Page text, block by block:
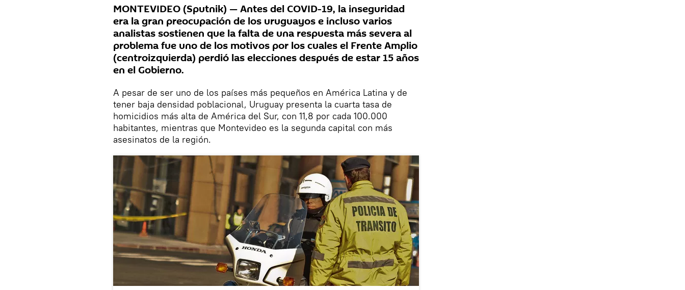
MONTEVIDEO (Sputnik) — Antes del COVID-19, la inseguridad
era la gran preocupación de los uruguayos e incluso varios
analistas sostienen que la falta de una respuesta más severa al
problema fue uno de los motivos por los cuales el Frente Amplio
(centroizquierda) perdió las elecciones después de estar 15 años
en el Gobierno.
A pesar de ser uno de los países más pequeños en América Latina y de
tener baja densidad poblacional, Uruguay presenta la cuarta tasa de
homicidios más alta de América del Sur, con 11,8 por cada 100.000
habitantes, mientras que Montevideo es la segunda capital con más
asesinatos de la región.